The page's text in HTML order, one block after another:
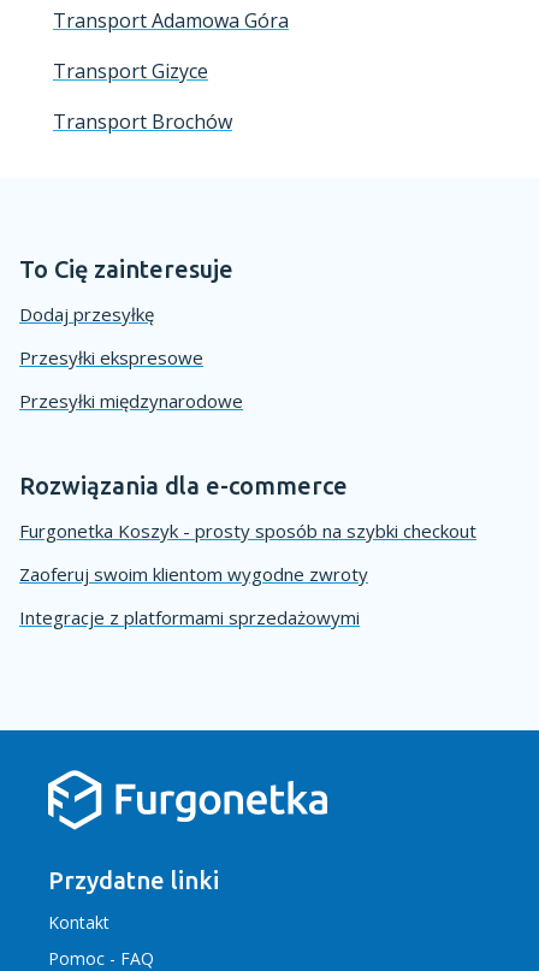
Transport Adamowa Góra
Transport Gizyce
Transport Brochów
To Cię zainteresuje
Dodaj przesyłkę
Przesyłki ekspresowe
Przesyłki międzynarodowe
Rozwiązania dla e-commerce
Furgonetka Koszyk - prosty sposób na szybki checkout
Zaoferuj swoim klientom wygodne zwroty
Integracje z platformami sprzedażowymi
Przydatne linki
Kontakt
Pomoc - FAQ